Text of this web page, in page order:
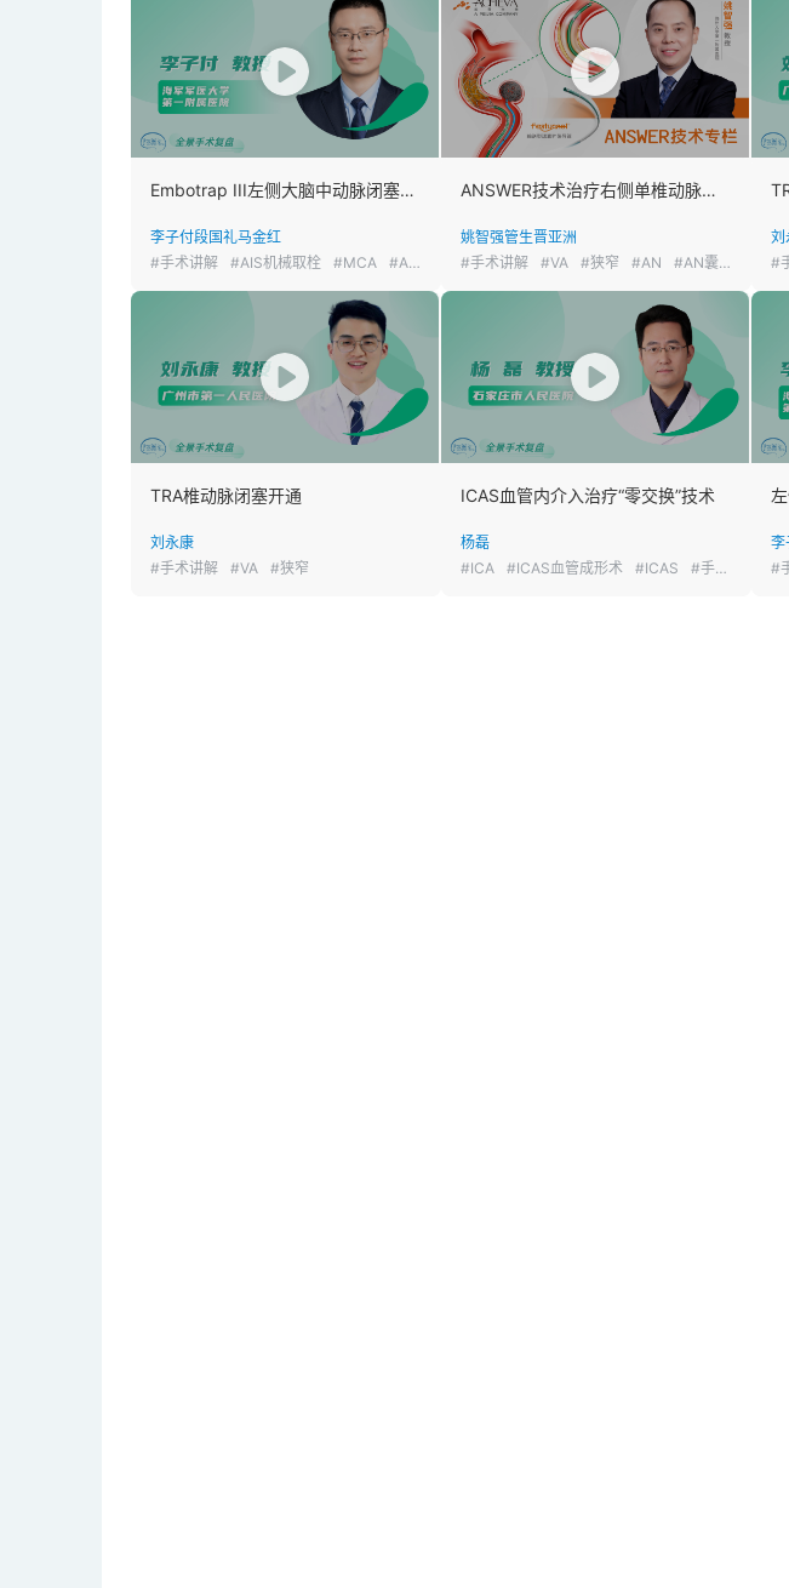
Embotrap III左侧大脑中动脉闭塞取栓
李子付段国礼马金红
#手术讲解
#AIS机械取栓 #MCA #AIS
ANSWER技术治疗右侧单椎动脉狭窄合并动脉瘤
姚智强管生晋亚洲
#手术讲解
#VA #狭窄 #AN #AN囊内栓塞
刘
#
TRA椎动脉闭塞开通
刘永康
#手术讲解
#VA #狭窄
ICAS血管内介入治疗“零交换”技术
杨磊
#ICA
#ICAS血管成形术 #ICAS #手术讲解
李
#